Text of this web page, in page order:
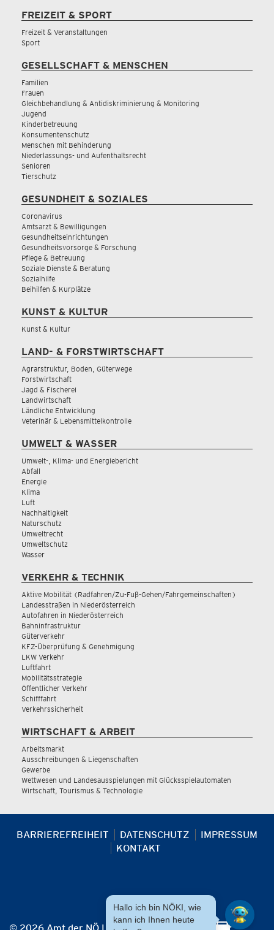
FREIZEIT & SPORT
Freizeit & Veranstaltungen
Sport
GESELLSCHAFT & MENSCHEN
Familien
Frauen
Gleichbehandlung & Antidiskriminierung & Monitoring
Jugend
Kinderbetreuung
Konsumentenschutz
Menschen mit Behinderung
Niederlassungs- und Aufenthaltsrecht
Senioren
Tierschutz
GESUNDHEIT & SOZIALES
Coronavirus
Amtsarzt & Bewilligungen
Gesundheitseinrichtungen
Gesundheitsvorsorge & Forschung
Pflege & Betreuung
Soziale Dienste & Beratung
Sozialhilfe
Beihilfen & Kurplätze
KUNST & KULTUR
Kunst & Kultur
LAND- & FORSTWIRTSCHAFT
Agrarstruktur, Boden, Güterwege
Forstwirtschaft
Jagd & Fischerei
Landwirtschaft
Ländliche Entwicklung
Veterinär & Lebensmittelkontrolle
UMWELT & WASSER
Umwelt-, Klima- und Energiebericht
Abfall
Energie
Klima
Luft
Nachhaltigkeit
Naturschutz
Umweltrecht
Umweltschutz
Wasser
VERKEHR & TECHNIK
Aktive Mobilität (Radfahren/Zu-Fuß-Gehen/Fahrgemeinschaften)
Landesstraßen in Niederösterreich
Autofahren in Niederösterreich
Bahninfrastruktur
Güterverkehr
KFZ-Überprüfung & Genehmigung
LKW Verkehr
Luftfahrt
Mobilitätsstrategie
Öffentlicher Verkehr
Schifffahrt
Verkehrssicherheit
WIRTSCHAFT & ARBEIT
Arbeitsmarkt
Ausschreibungen & Liegenschaften
Gewerbe
Wettwesen und Landesausspielungen mit Glücksspielautomaten
Wirtschaft, Tourismus & Technologie
BARRIEREFREIHEIT DATENSCHUTZ
IMPRESSUM
KONTAKT
Hallo ich bin NÖKI, wie
kann ich Ihnen heute